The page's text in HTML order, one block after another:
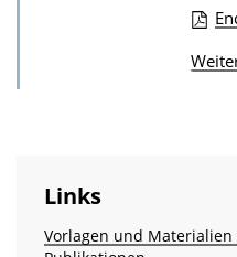
P
b
t
o
a
Links
Vorlagen und